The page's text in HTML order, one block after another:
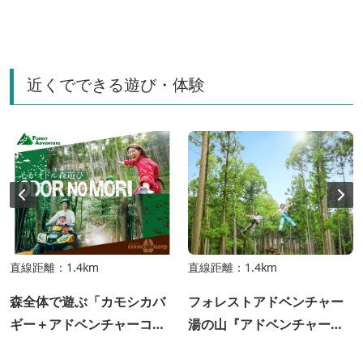
近くでできる遊び・体験
直線距離：1.4km
森全体で遊ぶ「カモシカバ
ギー＋アドベンチャーコー
直線距離：1.4km
フォレストアドベンチャー
湯の山『アドベンチャーコ